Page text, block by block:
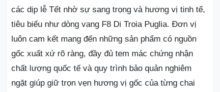
các dịp lễ Tết nhờ sự sang trọng và hương vị tinh tế,
tiêu biểu như dòng vang F8 Di Troia Puglia. Đơn vị
luôn cam kết mang đến những sản phẩm có nguồn
gốc xuất xứ rõ ràng, đầy đủ tem mác chứng nhận
chất lượng quốc tế và quy trình bảo quản nghiêm
ngặt giúp giữ trọn vẹn hương vị gốc của từng chai